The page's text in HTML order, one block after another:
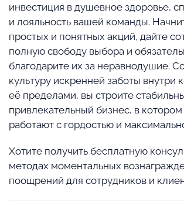
инвестиция в душевное здоровье,
и лояльность вашей команды.
простых и понятных акций, дайте
полную свободу выбора и
благодарите их за неравнодушие.
культуру искренней заботы внутри
её пределами, вы строите
привлекательный бизнес, в
работают с гордостью и
Хотите получить бесплатную
методах моментальных
поощрений для сотрудников и